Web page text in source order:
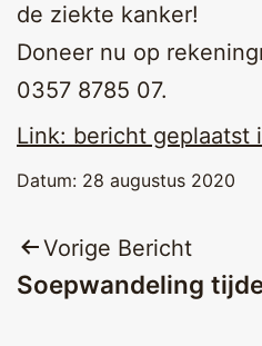
de ziekte kanker!
Doneer nu op
0357 8785 07.
Link: bericht geplaatst
Datum: 28 augustus 2020
Bericht
navigatie
Vorige Bericht
Soepwandeling